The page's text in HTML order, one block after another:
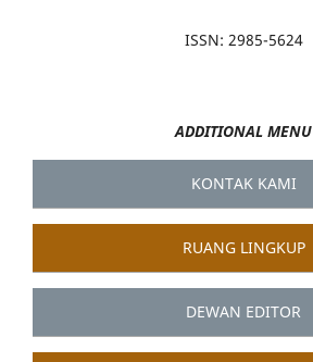
ISSN: 2985-5624
ADDITIONAL MENU
KONTAK KAMI
RUANG LINGKUP
DEWAN EDITOR